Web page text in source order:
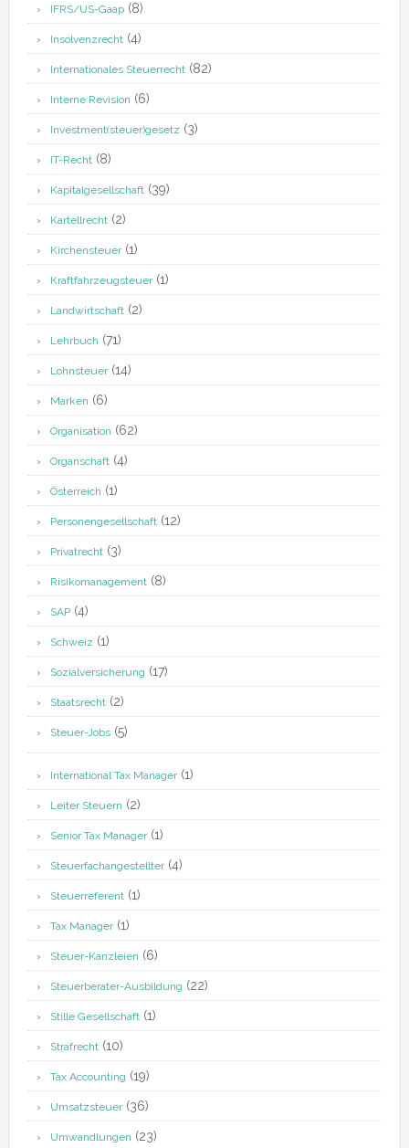
IFRS/US-Gaap(8)
Insolvenzrecht(4)
Internationales Steuerrecht(82)
Interne Revision (6)
Investment(steuer)gesetz (3)
IT-Recht(8)
Kapitalgesellschaft(39)
Kartellrecht(2)
Kirchensteuer(1)
Kraftfahrzeugsteuer(1)
Landwirtschaft(2)
Lehrbuch (71)
Lohnsteuer(14)
Marken (6)
Organisation (62)
Organschaft(4)
Österreich (1)
Personengesellschaft(12)
Privatrecht(3)
Risikomanagement(8)
SAP(4)
Schweiz (1)
Sozialversicherung (17)
Staatsrecht(2)
Steuer-Jobs(5)
International Tax Manager(1)
Leiter Steuern (2)
Senior Tax Manager(1)
Steuerfachangestellter(4)
Steuerreferent(1)
Tax Manager(1)
Steuer-Kanzleien (6)
Steuerberater-Ausbildung (22)
Stille Gesellschaft(1)
Strafrecht(10)
Tax Accounting (19)
Umsatzsteuer(36)
Umwandlungen (23)